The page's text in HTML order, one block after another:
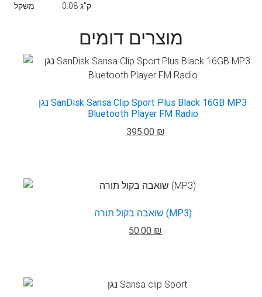
משקל 0.08 ק"ג
מוצרים דומים
נגן SanDisk Sansa Clip Sport Plus Black 16GB MP3
Bluetooth Player FM Radio
395.00 ₪
שואבה בקול תורה (MP3)
50.00 ₪